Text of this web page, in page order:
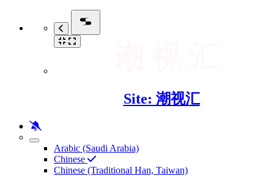
Site: 潮视汇
Arabic (Saudi Arabia)
Chinese
Chinese (Traditional Han, Taiwan)